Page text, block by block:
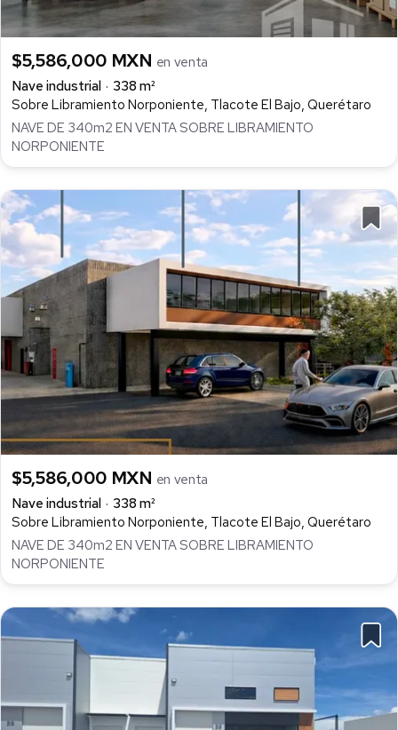
$5,586,000 MXN en venta
Nave industrial
338 m²
Sobre Libramiento Norponiente, Tlacote El Bajo, Querétaro
NAVE DE 340m2 EN VENTA SOBRE LIBRAMIENTO
NORPONIENTE
$5,586,000 MXN en venta
Nave industrial
338 m²
Sobre Libramiento Norponiente, Tlacote El Bajo, Querétaro
NAVE DE 340m2 EN VENTA SOBRE LIBRAMIENTO
NORPONIENTE